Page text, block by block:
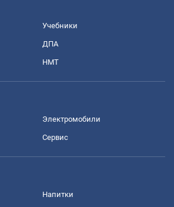
Учебники
ДПА
НМТ
Электромобили
Сервис
Напитки